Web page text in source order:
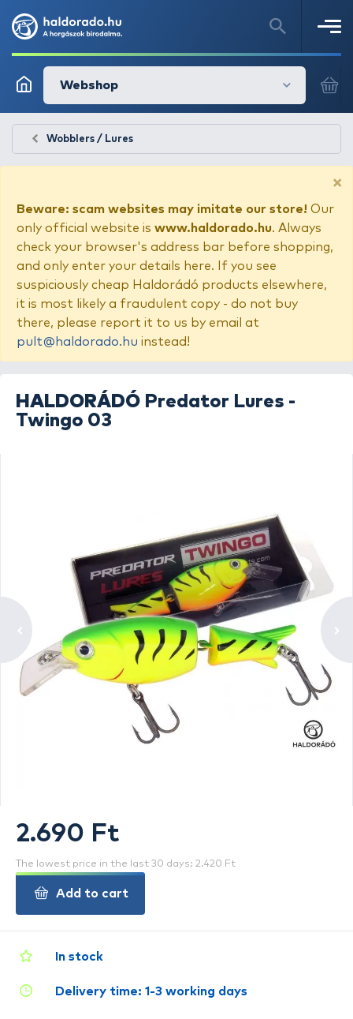
Webshop
Wobblers / Lures
×
Beware: scam websites may imitate our store! Our
only official website is www.haldorado.hu. Always
check your browser's address bar before shopping,
and only enter your details here. If you see
suspiciously cheap Haldorádó products elsewhere,
it is most likely a fraudulent copy - do not buy
there, please report it to us by email at
pult@haldorado.hu instead!
HALDORÁDÓ Predator Lures -
Twingo 03
In stock
Delivery time: 1-3 working days
2.690 Ft
The lowest price in the last 30 days: 2.420 Ft
Add to cart